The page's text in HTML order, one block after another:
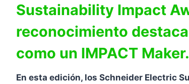
Sustainability Impact
reconocimiento
como un IMPACT Maker.
En esta edición, los Schneider Electric